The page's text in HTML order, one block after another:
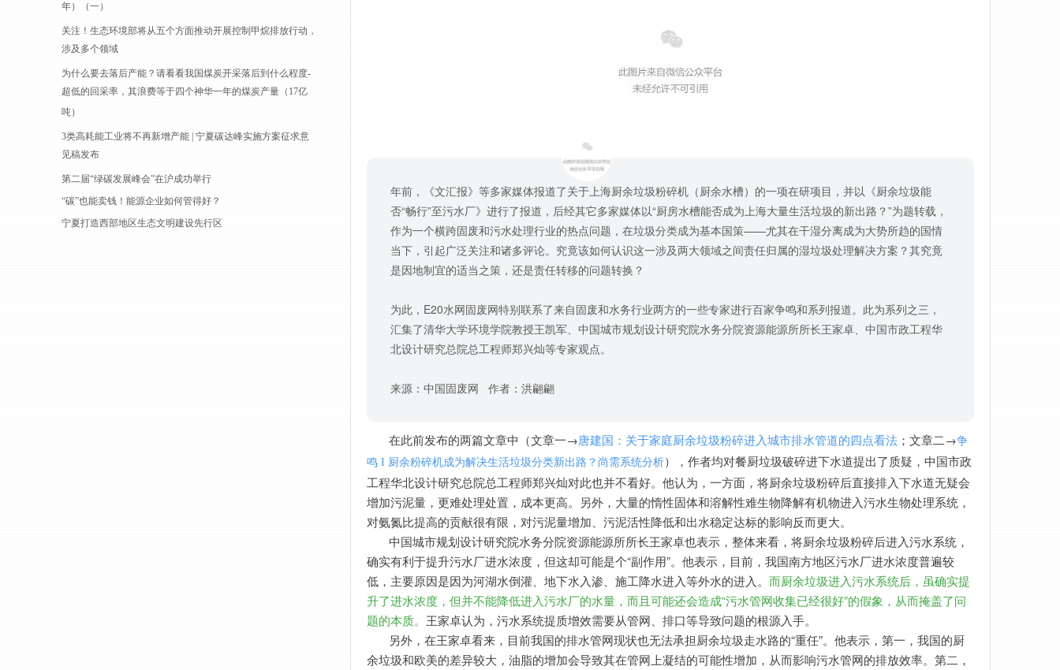
年）（一）
关注！生态环境部将从五个方面推动开展控制甲烷排放行动，
涉及多个领域
为什么要去落后产能？请看看我国煤炭开采落后到什么程度-
超低的回采率，其浪费等于四个神华一年的煤炭产量（17亿
吨）
3类高耗能工业将不再新增产能 | 宁夏碳达峰实施方案征求意
见稿发布
第二届“绿碳发展峰会”在沪成功举行
“碳”也能卖钱！能源企业如何管得好？
宁夏打造西部地区生态文明建设先行区
年前，《文汇报》等多家媒体报道了关于上海厨余垃圾粉碎机（厨余水槽）的一项在研项目，并以《厨余垃圾能
否“畅行”至污水厂》进行了报道，后经其它多家媒体以“厨房水槽能否成为上海大量生活垃圾的新出路？”为题转载，
作为一个横跨固废和污水处理行业的热点问题，在垃圾分类成为基本国策——尤其在干湿分离成为大势所趋的国情
当下，引起广泛关注和诸多评论。究竟该如何认识这一涉及两大领域之间责任归属的湿垃圾处理解决方案？其究竟
是因地制宜的适当之策，还是责任转移的问题转换？
为此，E20水网固废网特别联系了来自固废和水务行业两方的一些专家进行百家争鸣和系列报道。此为系列之三，
汇集了清华大学环境学院教授王凯军、中国城市规划设计研究院水务分院资源能源所所长王家卓、中国市政工程华
北设计研究总院总工程师郑兴灿等专家观点。
来源：中国固废网 作者：洪翩翩
在此前发布的两篇文章中（文章一→唐建国：关于家庭厨余垃圾粉碎进入城市排水管道的四点看法；文章二→争
鸣 I 厨余粉碎机成为解决生活垃圾分类新出路？尚需系统分析），作者均对餐厨垃圾破碎进下水道提出了质疑，中国市政
工程华北设计研究总院总工程师郑兴灿对此也并不看好。他认为，一方面，将厨余垃圾粉碎后直接排入下水道无疑会
增加污泥量，更难处理处置，成本更高。另外，大量的惰性固体和溶解性难生物降解有机物进入污水生物处理系统，
对氨氮比提高的贡献很有限，对污泥量增加、污泥活性降低和出水稳定达标的影响反而更大。
中国城市规划设计研究院水务分院资源能源所所长王家卓也表示，整体来看，将厨余垃圾粉碎后进入污水系统，
确实有利于提升污水厂进水浓度，但这却可能是个“副作用”。他表示，目前，我国南方地区污水厂进水浓度普遍较
低，主要原因是因为河湖水倒灌、地下水入渗、施工降水进入等外水的进入。 而厨余垃圾进入污水系统后，虽确实提
升了进水浓度，但并不能降低进入污水厂的水量，而且可能还会造成“污水管网收集已经很好”的假象，从而掩盖了问
题的本质。 王家卓认为，污水系统提质增效需要从管网、排口等导致问题的根源入手。
另外，在王家卓看来，目前我国的排水管网现状也无法承担厨余垃圾走水路的“重任”。他表示，第一，我国的厨
余垃圾和欧美的差异较大，油脂的增加会导致其在管网上凝结的可能性增加，从而影响污水管网的排放效率。第二，